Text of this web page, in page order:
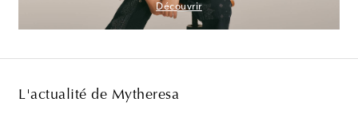
Découvrir
L'actualité de Mytheresa